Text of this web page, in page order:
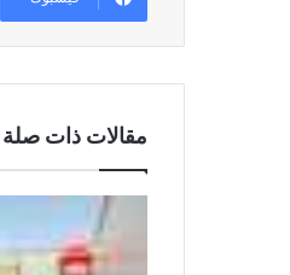
مقالات ذات صلة